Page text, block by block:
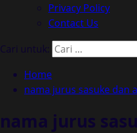
Privacy Policy
Contact Us
Cari untuk:
Home
nama jurus sasuke dan
nama jurus